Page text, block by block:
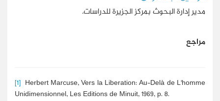
مدير إدارة البحوث بمركز الجزيرة للدراسات.
مراجع
[1] Herbert Marcuse, Vers la Liberation: Au-Delà de L'homme
Unidimensionnel, Les Editions de Minuit, 1969, p. 8.